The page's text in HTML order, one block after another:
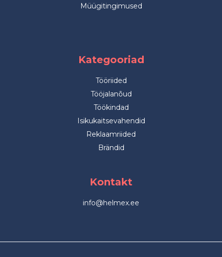
Müügitingimused
Kategooriad
Tööriided
Tööjalanõud
Töökindad
Isikukaitsevahendid
Reklaamriided
Brändid
Kontakt
info@helmex.ee